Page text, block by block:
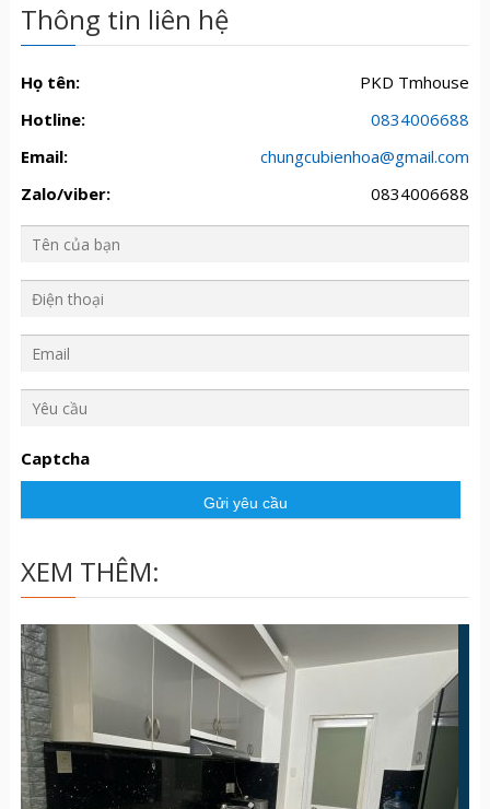
Thông tin liên hệ
Họ tên:
PKD Tmhouse
Hotline:
0834006688
Email:
chungcubienhoa@gmail.com
Zalo/viber:
0834006688
c
ầ
Captcha
XEM THÊM: